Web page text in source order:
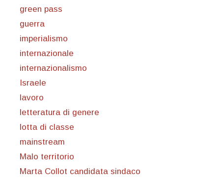
green pass
guerra
imperialismo
internazionale
internazionalismo
Israele
lavoro
letteratura di genere
lotta di classe
mainstream
Malo territorio
Marta Collot candidata sindaco